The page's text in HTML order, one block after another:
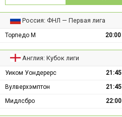
Россия: ФНЛ — Первая лига
Торпедо М 20:00
Англия: Кубок лиги
Уиком Уондерерс 21:45
Вулверхэмптон
21:45
Мидлсбро
22:00